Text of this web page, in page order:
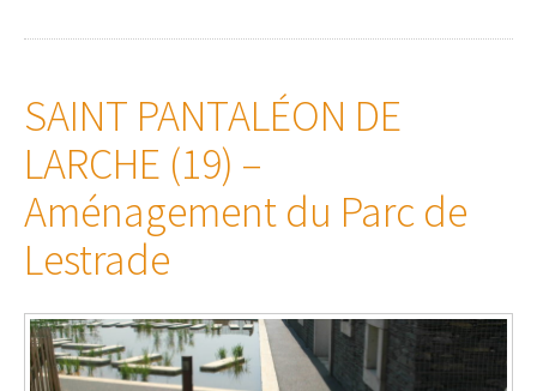
SAINT PANTALÉON DE
LARCHE (19) –
Aménagement du Parc de
Lestrade